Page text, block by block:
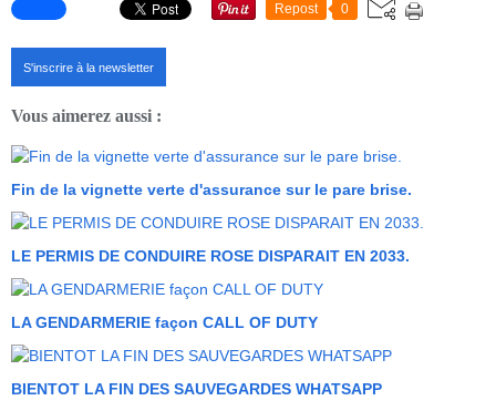
Repost 0
S'inscrire à la newsletter
Vous aimerez aussi :
Fin de la vignette verte d'assurance sur le pare brise.
LE PERMIS DE CONDUIRE ROSE DISPARAIT EN 2033.
LA GENDARMERIE façon CALL OF DUTY
BIENTOT LA FIN DES SAUVEGARDES WHATSAPP